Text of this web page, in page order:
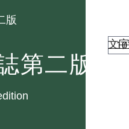
版
第二版
文